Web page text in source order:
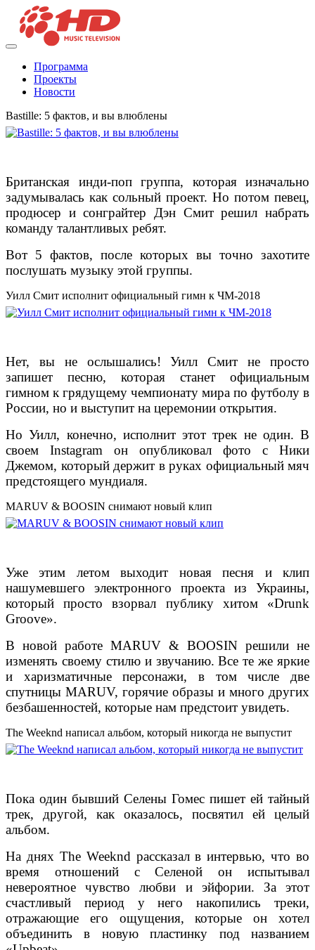
Программа
Проекты
Новости
Bastille: 5 фактов, и вы влюблены
Британская инди-поп группа, которая изначально
задумывалась как сольный проект. Но потом певец,
продюсер и сонграйтер Дэн Смит решил набрать
команду талантливых ребят.
Вот 5 фактов, после которых вы точно захотите
послушать музыку этой группы.
Уилл Смит исполнит официальный гимн к ЧМ-2018
Нет, вы не ослышались! Уилл Смит не просто
запишет песню, которая станет официальным
гимном к грядущему чемпионату мира по футболу в
России, но и выступит на церемонии открытия.
Но Уилл, конечно, исполнит этот трек не один. В
своем Instagram он опубликовал фото с Ники
Джемом, который держит в руках официальный мяч
предстоящего мундиаля.
MARUV & BOOSIN снимают новый клип
Уже этим летом выходит новая песня и клип
нашумевшего электронного проекта из Украины,
который просто взорвал публику хитом «Drunk
Groove».
В новой работе MARUV & BOOSIN решили не
изменять своему стилю и звучанию. Все те же яркие
и харизматичные персонажи, в том числе две
спутницы MARUV, горячие образы и много других
безбашенностей, которые нам предстоит увидеть.
The Weeknd написал альбом, который никогда не выпустит
Пока один бывший Селены Гомес пишет ей тайный
трек, другой, как оказалось, посвятил ей целый
альбом.
На днях The Weeknd рассказал в интервью, что во
время отношений с Селеной он испытывал
невероятное чувство любви и эйфории. За этот
счастливый период у него накопились треки,
отражающие его ощущения, которые он хотел
объединить в новую пластинку под названием